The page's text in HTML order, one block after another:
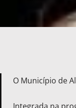
O Município de